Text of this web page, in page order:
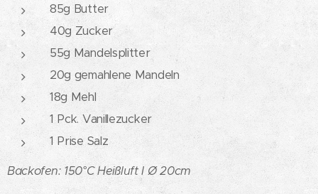
85g Butter
40g Zucker
55g Mandelsplitter
20g gemahlene Mandeln
18g Mehl
1 Pck. Vanillezucker
1 Prise Salz
Backofen: 150°C Heißluft I Ø 20cm